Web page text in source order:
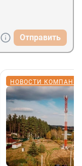
Отправить
НОВОСТИ